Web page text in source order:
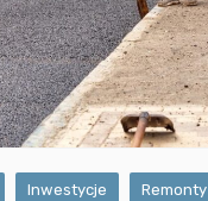
Inwestycje Remonty